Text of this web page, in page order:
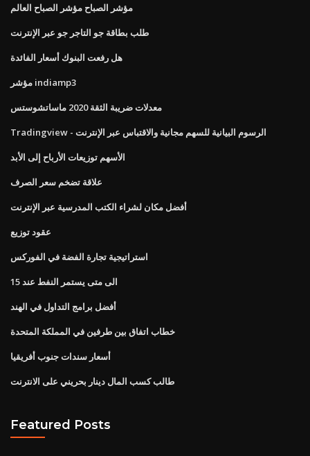
مؤشر الصباح مؤشر الصباح العالم
طلب بطاقة جو التاجر جو عبر الإنترنت
هل رفعت البنوك أسعار الفائدة
مؤشر indiamp3
معدلات ضريبة الثقة 2020 ماساتشوستس
Tradingview - الرسوم البيانية للسهم مجانية والاقتباس عبر الإنترنت
الأسهم توزيعات الأرباح إلى الأبد
علاقة تضخم سعر الصرف
أفضل مكان لشراء الكتب المدرسية عبر الإنترنت
عقود توزيع
استراتيجية تجارة الفضة في الفوركس
الى متى يستمر النفط عند 15
أفضل برامج التداول في الهند
خطاب اتفاق بين طرفين في المملكة المتحدة
أسعار سندات جنوب أفريقيا
طالب كسب المال دينار بحريني على الانترنت
Featured Posts